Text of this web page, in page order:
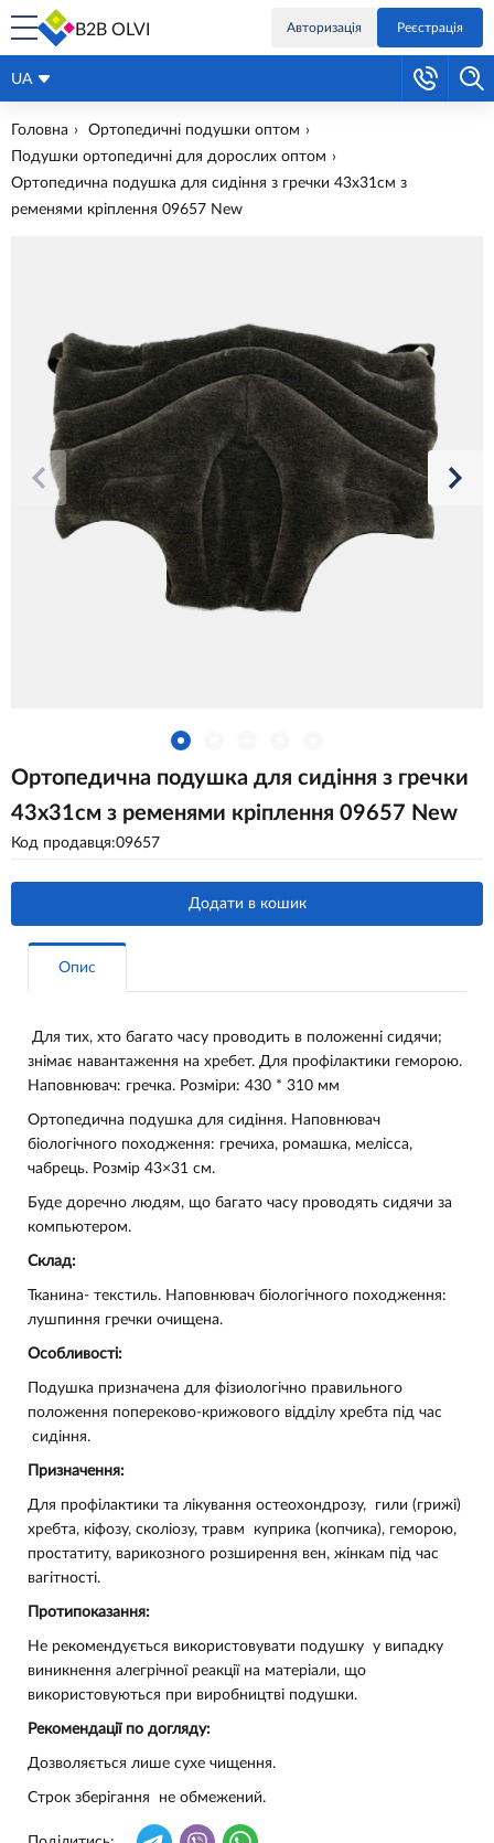
B2B OLVI Авторизація Реєстрація
UA
Головна
Ортопедичні подушки оптом
Подушки ортопедичні для дорослих оптом
Ортопедична подушка для сидіння з гречки 43х31см з
ременями кріплення 09657 New
Ортопедична подушка для сидіння з гречки
43х31см з ременями кріплення 09657 New
Код продавця:09657
Додати в кошик
Опис
Для тих, хто багато часу проводить в положенні сидячи;
знімає навантаження на хребет. Для профілактики геморою.
Наповнювач: гречка. Розміри: 430 * 310 мм
Ортопедична подушка для сидіння. Наповнювач
біологічного походження: гречиха, ромашка, мелісса,
чабрець. Розмір 43×31 см.
Буде доречно людям, що багато часу проводять сидячи за
компьютером.
Склад:
Тканина- текстиль. Наповнювач біологічного походження:
лушпиння гречки очищена.
Особливості:
Подушка призначена для фізиологічно правильного
положення попереково-крижового відділу хребта під час
сидіння.
Призначення:
Для профілактики та лікування остеохондрозу, гили (грижі)
хребта, кіфозу, сколіозу, травм куприка (копчика), геморою,
простатиту, варикозного розширення вен, жінкам під час
вагітності.
Протипоказання:
Не рекомендується використовувати подушку у випадку
виникнення алегрічної реакції на матеріали, що
використовуються при виробництві подушки.
Рекомендації по догляду:
Дозволяється лише сухе чищення.
Строк зберігання не обмежений.